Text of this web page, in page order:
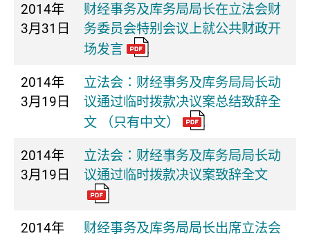
2014年
3月31日
财经事务及库务局局长在立法会财
务委员会特别会议上就公共财政开
场发言
2014年
3月19日
立法会：财经事务及库务局局长动
议通过临时拨款决议案总结致辞全
文 （只有中文）
2014年
3月19日
立法会：财经事务及库务局局长动
议通过临时拨款决议案致辞全文
2014年
财经事务及库务局局长出席立法会